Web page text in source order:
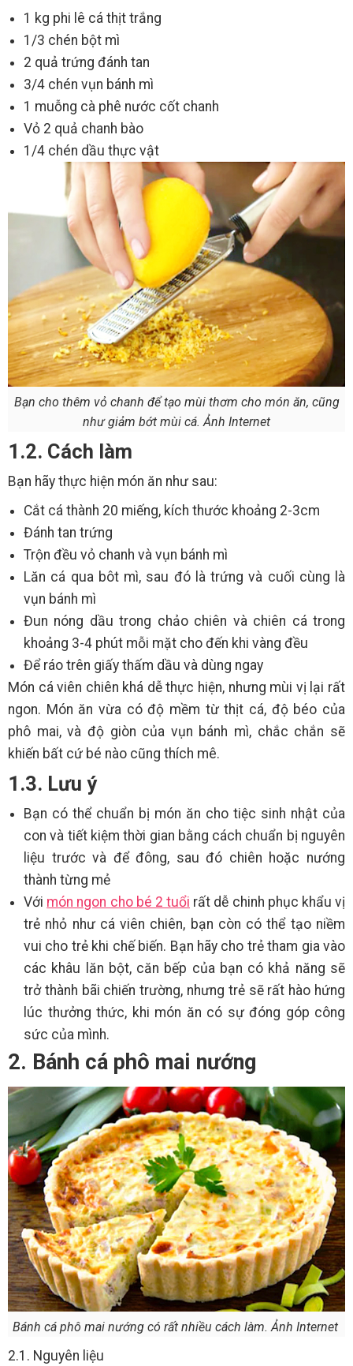
1 kg phi lê cá thịt trắng
1/3 chén bột mì
2 quả trứng đánh tan
3/4 chén vụn bánh mì
1 muỗng cà phê nước cốt chanh
Vỏ 2 quả chanh bào
1/4 chén dầu thực vật
Bạn cho thêm vỏ chanh để tạo mùi thơm cho món ăn, cũng
như giảm bớt mùi cá. Ảnh Internet
1.2. Cách làm
Bạn hãy thực hiện món ăn như sau:
Cắt cá thành 20 miếng, kích thước khoảng 2-3cm
Đánh tan trứng
Trộn đều vỏ chanh và vụn bánh mì
Lăn cá qua bôt mì, sau đó là trứng và cuối cùng là
vụn bánh mì
Đun nóng dầu trong chảo chiên và chiên cá trong
khoảng 3-4 phút mỗi mặt cho đến khi vàng đều
Để ráo trên giấy thấm dầu và dùng ngay
Món cá viên chiên khá dễ thực hiện, nhưng mùi vị lại rất
ngon. Món ăn vừa có độ mềm từ thịt cá, độ béo của
phô mai, và độ giòn của vụn bánh mì, chắc chắn sẽ
khiến bất cứ bé nào cũng thích mê.
1.3. Lưu ý
Bạn có thể chuẩn bị món ăn cho tiệc sinh nhật của
con và tiết kiệm thời gian bằng cách chuẩn bị nguyên
liệu trước và để đông, sau đó chiên hoặc nướng
thành từng mẻ
Với món ngon cho bé 2 tuổi rất dễ chinh phục khẩu vị
trẻ nhỏ như cá viên chiên, bạn còn có thể tạo niềm
vui cho trẻ khi chế biến. Bạn hãy cho trẻ tham gia vào
các khâu lăn bột, căn bếp của bạn có khả năng sẽ
trở thành bãi chiến trường, nhưng trẻ sẽ rất hào hứng
lúc thưởng thức, khi món ăn có sự đóng góp công
sức của mình.
2. Bánh cá phô mai nướng
Bánh cá phô mai nướng có rất nhiều cách làm. Ảnh Internet
2.1. Nguyên liệu